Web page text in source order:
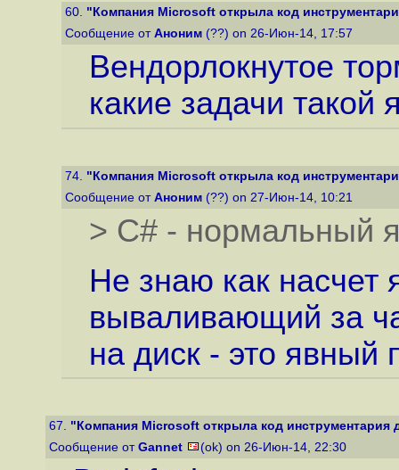
60. "Компания Microsoft открыла код
Сообщение от Аноним (??) on 26-Июн-14, 17:57
Вендорлокнутое
какие задачи такой
74. "Компания Microsoft открыла код
Сообщение от Аноним (??) on 27-Июн-14, 10:21
> C# - нормальный
Не знаю как насчет
вываливающий за
на диск - это явный
67. "Компания Microsoft открыла код инструментария
Сообщение от Gannet (ok) on 26-Июн-14, 22:30